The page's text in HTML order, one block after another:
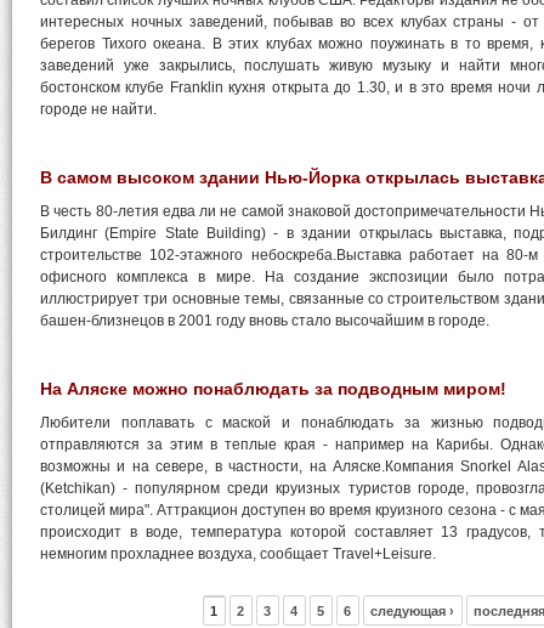
интересных ночных заведений, побывав во всех клубах страны -
берегов Тихого океана. В этих клубах можно поужинать в то время,
заведений уже закрылись, послушать живую музыку и найти
бостонском клубе Franklin кухня открыта до 1.30, и в это время ночи
городе не найти.
В самом высоком здании Нью-Йорка открылась
В честь 80-летия едва ли не самой знаковой достопримечательности
Билдинг (Empire State Building) - в здании открылась выставка,
строительстве 102-этажного небоскреба.Выставка работает на 80-
офисного комплекса в мире. На создание экспозиции было
иллюстрирует три основные темы, связанные со строительством
башен-близнецов в 2001 году вновь стало высочайшим в городе.
На Аляске можно понаблюдать за подводным миром!
Любители поплавать с маской и понаблюдать за жизнью
отправляются за этим в теплые края - например на Карибы.
возможны и на севере, в частности, на Аляске.Компания Snorkel
(Ketchikan) - популярном среди круизных туристов городе,
столицей мира". Аттракцион доступен во время круизного сезона - с
происходит в воде, температура которой составляет 13
немногим прохладнее воздуха, сообщает Travel+Leisure.
1 2 3 4 5 6 следующая ›